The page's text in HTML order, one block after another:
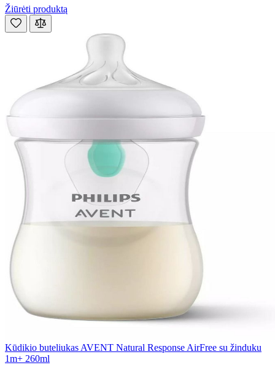
Žiūrėti produktą
Kūdikio buteliukas AVENT Natural Response AirFree su žinduku
1m+ 260ml